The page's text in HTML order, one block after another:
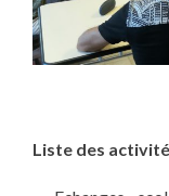
Liste des